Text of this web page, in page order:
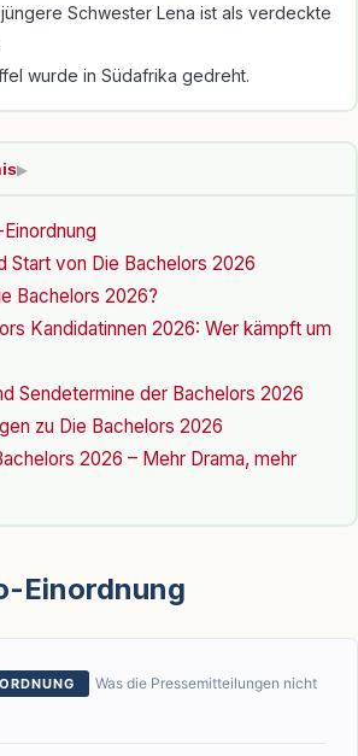
Schwester Lena ist als verdeckte
wurde in Südafrika gedreht.
▶
Start von Die Bachelors 2026
Bachelors 2026?
Kandidatinnen 2026: Wer kämpft um
Sendetermine der Bachelors 2026
zu Die Bachelors 2026
2026 – Mehr Drama, mehr
Einordnung
Was die Pressemitteilungen nicht